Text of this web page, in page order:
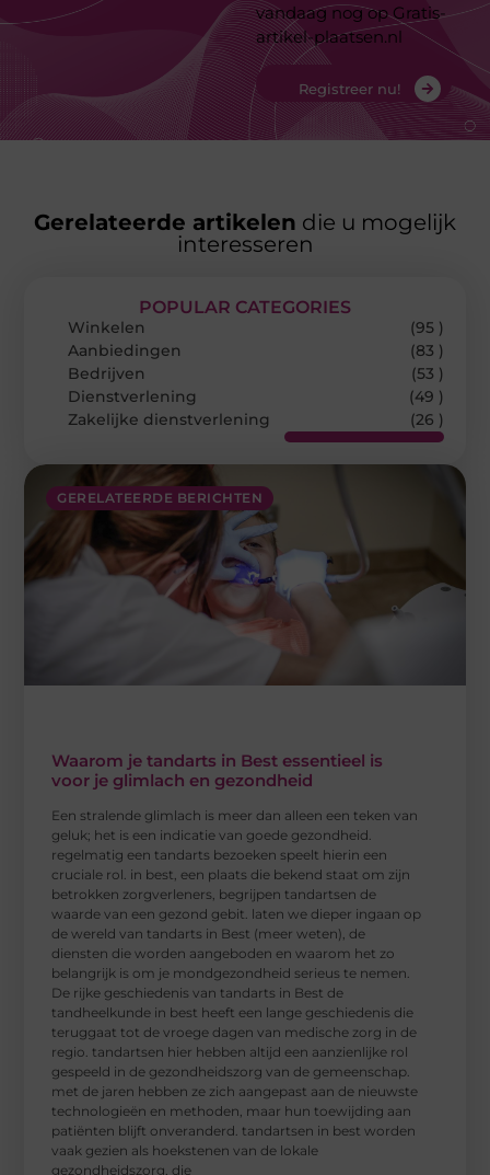
vandaag nog op Gratis-
artikel-plaatsen.nl
Registreer nu!
Gerelateerde artikelen die u mogelijk
interesseren
GERELATEERDE BERICHTEN
Waarom je tandarts in Best essentieel is
voor je glimlach en gezondheid
Een stralende glimlach is meer dan alleen een teken van
geluk; het is een indicatie van goede gezondheid.
regelmatig een tandarts bezoeken speelt hierin een
cruciale rol. in best, een plaats die bekend staat om zijn
betrokken zorgverleners, begrijpen tandartsen de
waarde van een gezond gebit. laten we dieper ingaan op
de wereld van tandarts in Best (meer weten), de
diensten die worden aangeboden en waarom het zo
belangrijk is om je mondgezondheid serieus te nemen.
De rijke geschiedenis van tandarts in Best de
tandheelkunde in best heeft een lange geschiedenis die
teruggaat tot de vroege dagen van medische zorg in de
regio. tandartsen hier hebben altijd een aanzienlijke rol
gespeeld in de gezondheidszorg van de gemeenschap.
met de jaren hebben ze zich aangepast aan de nieuwste
technologieën en methoden, maar hun toewijding aan
patiënten blijft onveranderd. tandartsen in best worden
vaak gezien als hoekstenen van de lokale
gezondheidszorg, die
POPULAR CATEGORIES
Winkelen
(95 )
Aanbiedingen
(83 )
Bedrijven
(53 )
Dienstverlening
(49 )
Zakelijke dienstverlening
(26 )